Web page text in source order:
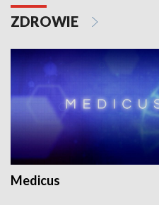
ZDROWIE
Medicus